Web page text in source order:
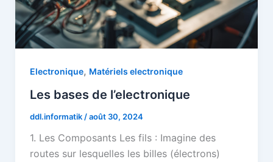
Electronique, Matériels electronique
Les bases de l’electronique
ddl.informatik /août 30, 2024
1. Les Composants Les fils : Imagine des
routes sur lesquelles les billes (électrons)